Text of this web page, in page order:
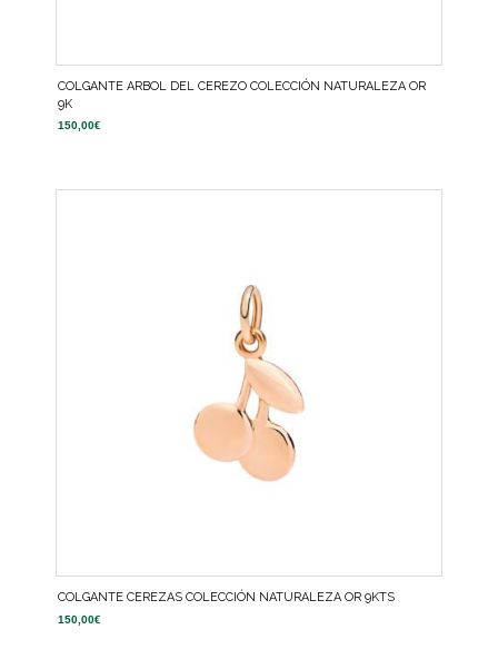
COLGANTE ARBOL DEL CEREZO COLECCIÓN NATURALEZA OR
9K
150,00€
COLGANTE CEREZAS COLECCIÓN NATURALEZA OR 9KTS
150,00€